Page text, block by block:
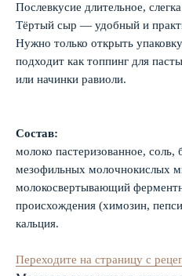
Послевкусие длительное,
Тёртый сыр — удобный и
Нужно только открыть
подходит как топпинг для
или начинки равиоли.
Состав:
молоко пастеризованное, соль,
мезофильных молочнокислых
молокосвертывающий
происхождения (химозин,
кальция.
Переходите на страницу с